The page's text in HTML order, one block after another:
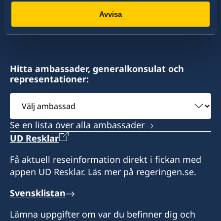
Avvisa
Sveriges honorärkonsulat i Colombo
Sri Lanka
Öppetider:
måndag-fredag 10:00-13:00
Honorärkonsul
Assistent
Pavithra Pathmanathan Govindasamy
konsulat. Sveriges utrikesrepresentation består
av drygt 100 utlandsmyndigheter.
Hitta ambassader, generalkonsulat och
representationer:
Välj
ambassad
Se en lista över alla ambassader
UD Resklar
Få aktuell reseinformation direkt i fickan med
appen UD Resklar. Läs mer på regeringen.se.
Svensklistan
Lämna uppgifter om var du befinner dig och